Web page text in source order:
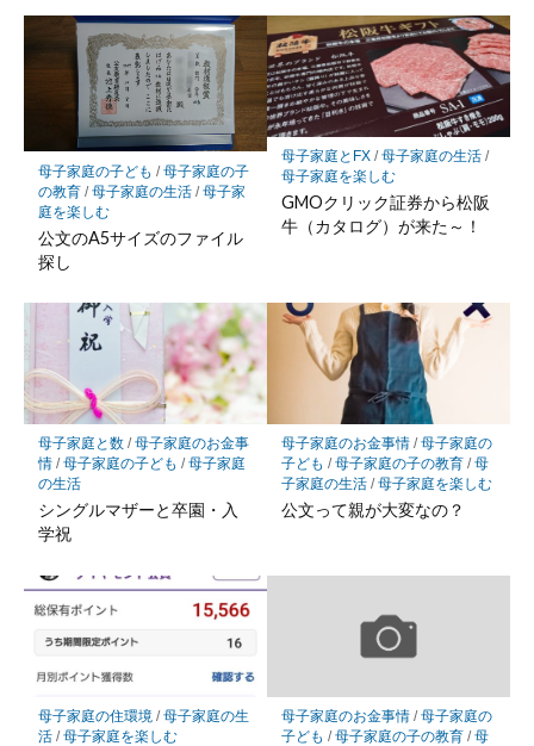
母子家庭の子ども /母子家庭の子
の教育/母子家庭の生活/母子家
庭を楽しむ
公文のA5サイズのファイル
探し
母子家庭とFX/母子家庭の生活/
母子家庭を楽しむ
GMOクリック証券から松阪
牛（カタログ）が来た～！
母子家庭と数/母子家庭のお金事
情/母子家庭の子ども /母子家庭
の生活
シングルマザーと卒園・入
学祝
母子家庭のお金事情/母子家庭の
子ども /母子家庭の子の教育/母
子家庭の生活/母子家庭を楽しむ
公文って親が大変なの？
母子家庭の住環境/母子家庭の生
活/母子家庭を楽しむ
母子家庭のお金事情/母子家庭の
子ども /母子家庭の子の教育/母